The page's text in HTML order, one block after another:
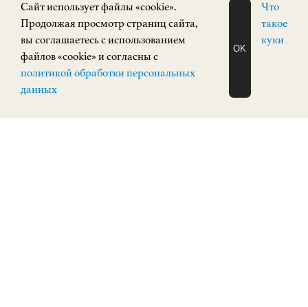
«РУССКИЙ АВАНГАРД. Живопись,
скульптура»
ИСКУССТВО XX ВЕКА
Площадь Минина и Пожарского, 2/2
ЗАПИСАТЬСЯ
НА ЭКСКУРСИЮ
Cайт использует файлы «cookie».
Продолжая просмотр страниц сайта,
вы соглашаетесь с использованием
файлов «cookie» и согласны с
политикой обработки персональных
данных
OK
Что
такое
куки